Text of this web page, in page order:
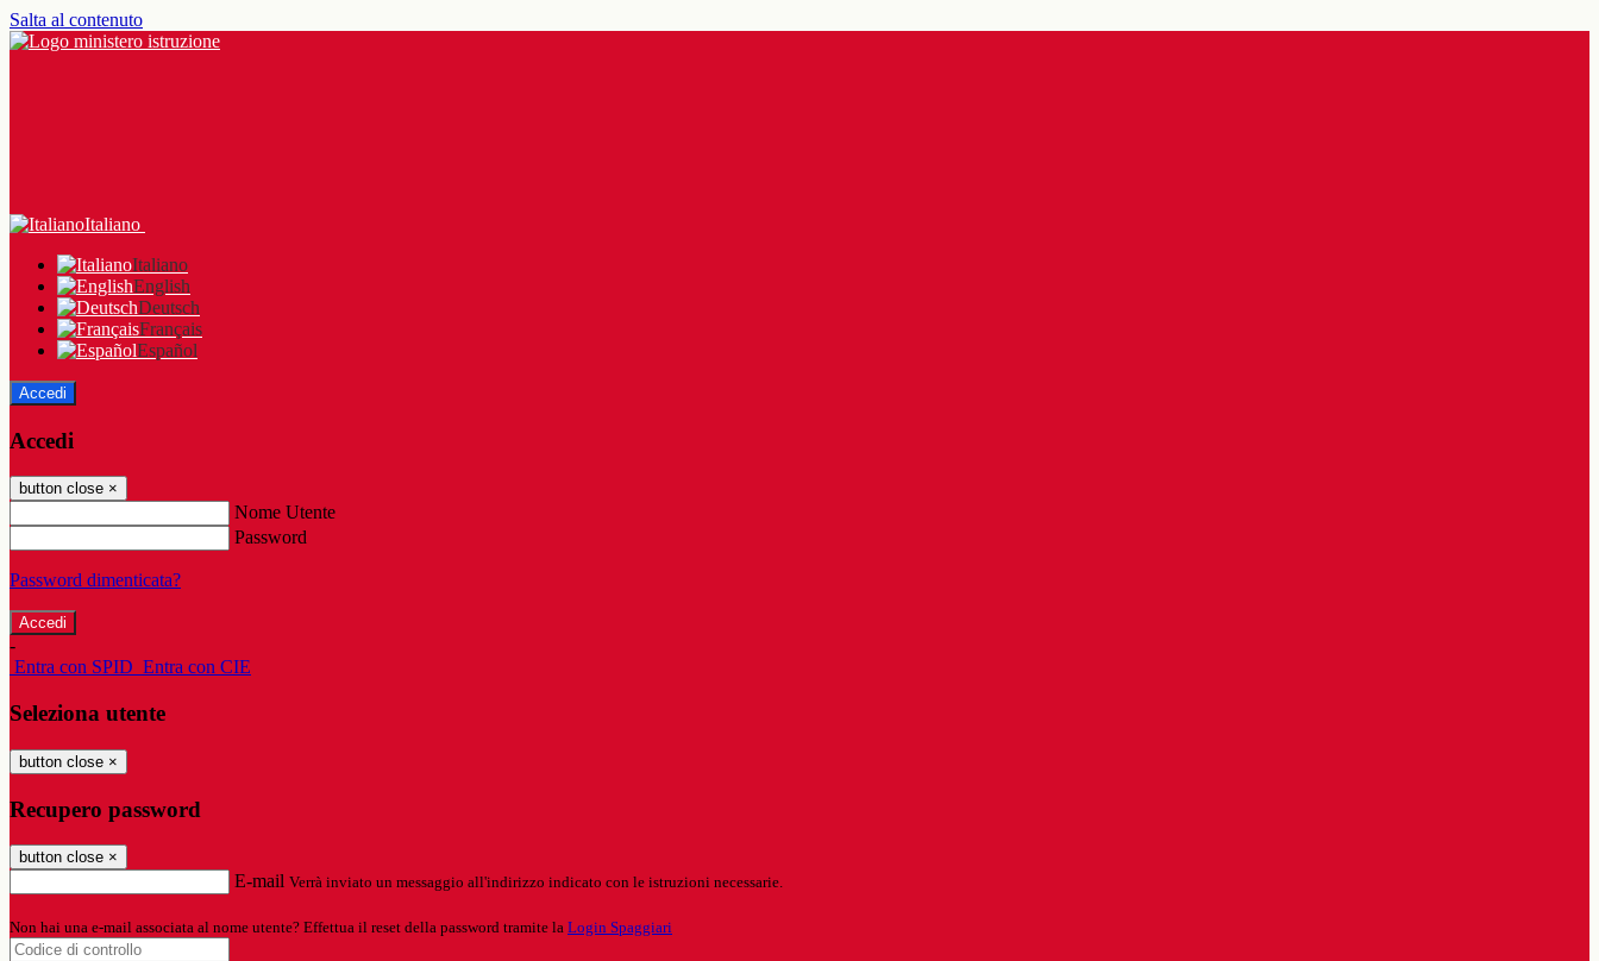
Salta al contenuto
Italiano
Italiano
English
Deutsch
Français
Español
Accedi
Accedi
button close ×
Nome Utente
Password
Password dimenticata?
-
Entra con SPID Entra con CIE
Seleziona utente
button close ×
Recupero password
button close ×
E-mail Verrà inviato un messaggio all'indirizzo indicato con le istruzioni necessarie.
Non hai una e-mail associata al nome utente? Effettua il reset della password tramite la Login Spaggiari